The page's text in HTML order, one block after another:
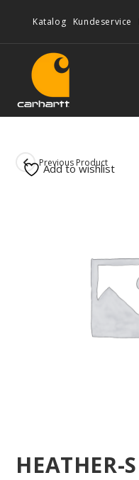
Katalog Kundeservice
Previous Product
HEATHER-S
Add to wishlist